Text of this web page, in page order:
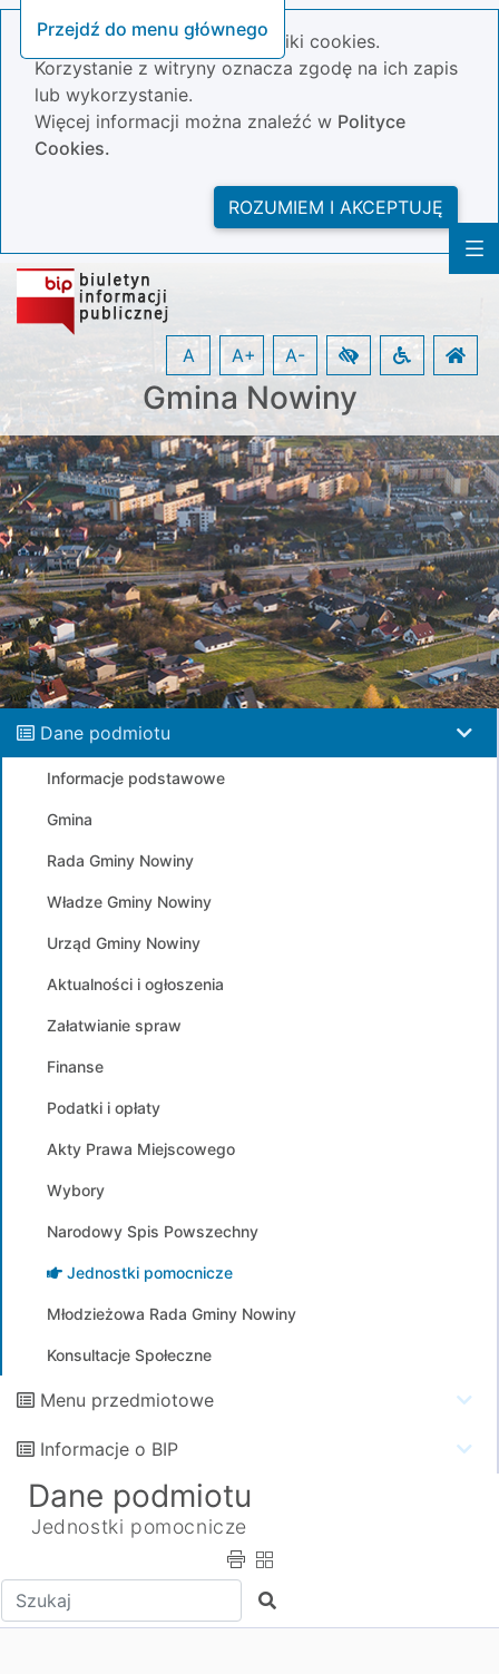
Przejdź do menu głównego
Nasza strona wykorzystuje pliki cookies.
Korzystanie z witryny oznacza zgodę na ich zapis
lub wykorzystanie.
Więcej informacji można znaleźć w Polityce
Cookies.
ROZUMIEM I AKCEPTUJĘ
Gmina Nowiny
A A+ A-
Dane podmiotu
Informacje podstawowe
Gmina
Rada Gminy Nowiny
Władze Gminy Nowiny
Urząd Gminy Nowiny
Aktualności i ogłoszenia
Załatwianie spraw
Finanse
Podatki i opłaty
Akty Prawa Miejscowego
Wybory
Narodowy Spis Powszechny
Jednostki pomocnicze
Młodzieżowa Rada Gminy Nowiny
Konsultacje Społeczne
Menu przedmiotowe
Informacje o BIP
Dane podmiotu
Jednostki pomocnicze
Wpisz tekst do wyszukania Szukaj